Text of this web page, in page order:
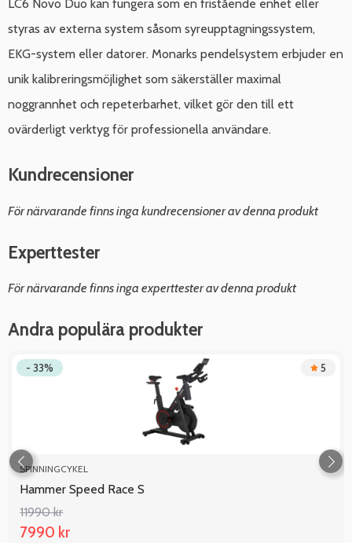
LC6 Novo Duo kan fungera som en fristående enhet eller
styras av externa system såsom syreupptagningssystem,
EKG-system eller datorer. Monarks pendelsystem erbjuder en
unik kalibreringsmöjlighet som säkerställer maximal
noggrannhet och repeterbarhet, vilket gör den till ett
ovärderligt verktyg för professionella användare.
Kundrecensioner
För närvarande finns inga kundrecensioner av denna produkt
Experttester
För närvarande finns inga experttester av denna produkt
Andra populära produkter
- 33% 5
SPINNINGCYKEL
Hammer Speed Race S
11990 kr
7990 kr